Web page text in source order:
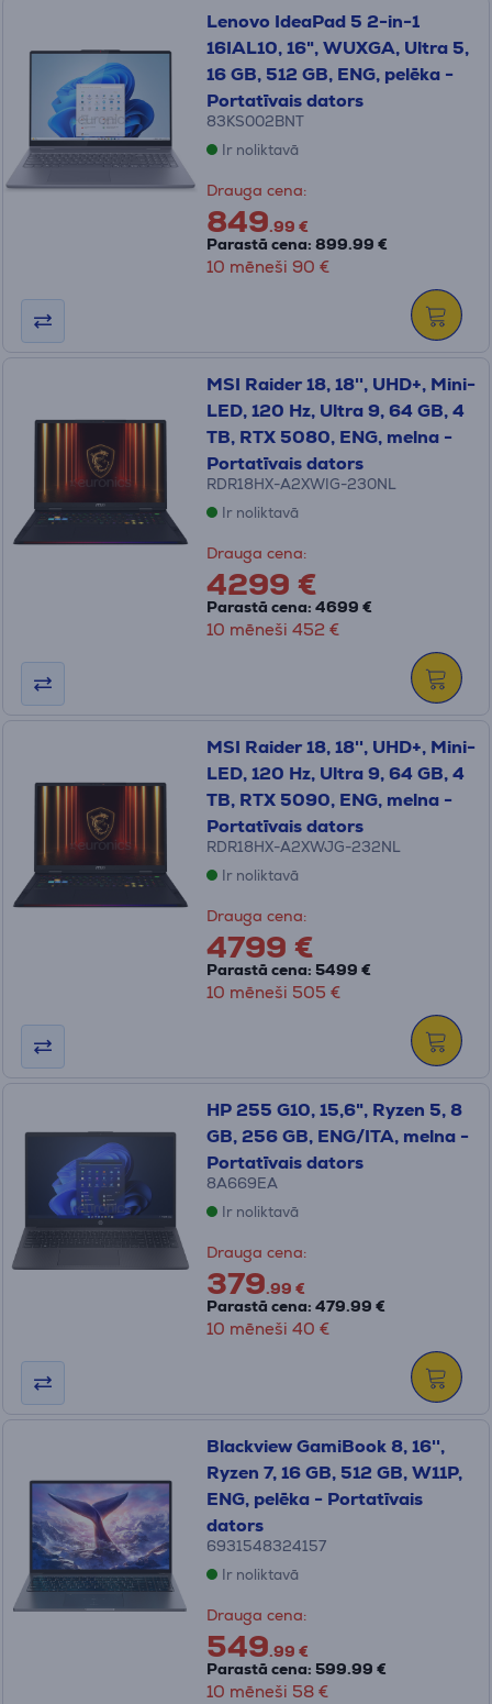
Lenovo IdeaPad 5 2-in-1
16IAL10, 16", WUXGA, Ultra 5,
16 GB, 512 GB, ENG, pelēka -
Portatīvais dators
83KS002BNT
Ir noliktavā
Drauga cena:
849.99 €
Parastā cena: 899.99 €
10 mēneši 90 €
MSI Raider 18, 18'', UHD+, Mini-
LED, 120 Hz, Ultra 9, 64 GB, 4
TB, RTX 5080, ENG, melna -
Portatīvais dators
RDR18HX-A2XWIG-230NL
Ir noliktavā
Drauga cena:
4299 €
Parastā cena: 4699 €
10 mēneši 452 €
MSI Raider 18, 18'', UHD+, Mini-
LED, 120 Hz, Ultra 9, 64 GB, 4
TB, RTX 5090, ENG, melna -
Portatīvais dators
RDR18HX-A2XWJG-232NL
Ir noliktavā
Drauga cena:
4799 €
Parastā cena: 5499 €
10 mēneši 505 €
HP 255 G10, 15,6", Ryzen 5, 8
GB, 256 GB, ENG/ITA, melna -
Portatīvais dators
8A669EA
Ir noliktavā
Drauga cena:
379.99 €
Parastā cena: 479.99 €
10 mēneši 40 €
Blackview GamiBook 8, 16'',
Ryzen 7, 16 GB, 512 GB, W11P,
ENG, pelēka - Portatīvais
dators
6931548324157
Ir noliktavā
Drauga cena:
549.99 €
Parastā cena: 599.99 €
10 mēneši 58 €